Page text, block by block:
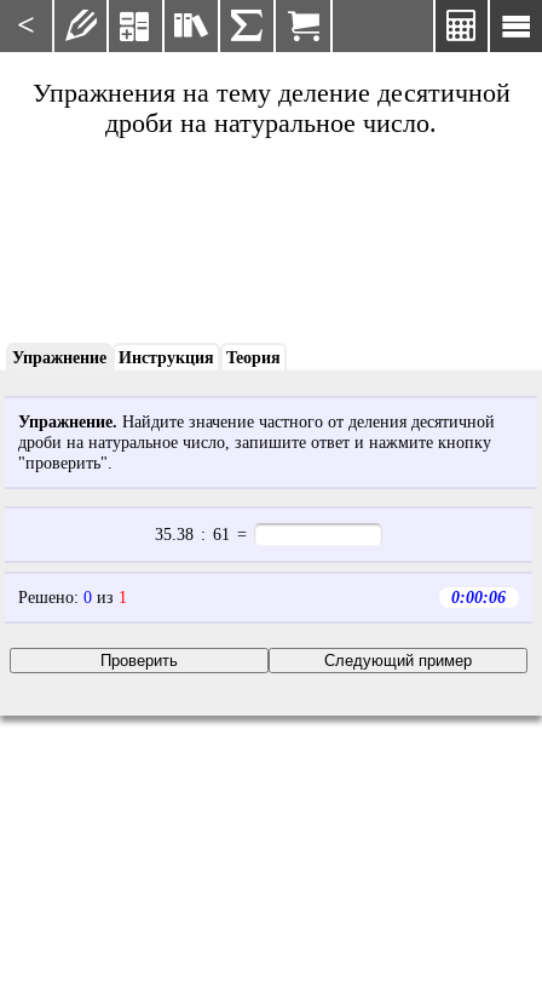
< 

    
Упражнения на тему деление десятичной
дроби на натуральное число.
Упражнение Инструкция Теория
Упражнение. Найдите значение частного от деления десятичной
дроби на натуральное число, запишите ответ и нажмите кнопку
"проверить".
35.38 : 61 =
Решено: 0из 1 0:00:06